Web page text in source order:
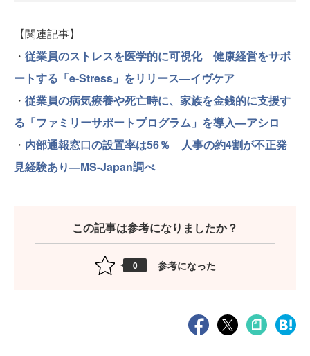
【関連記事】
・ 従業員のストレスを医学的に可視化 健康経営をサポ
ートする「e-Stress」をリリース—イヴケア
・ 従業員の病気療養や死亡時に、家族を金銭的に支援す
る「ファミリーサポートプログラム」を導入—アシロ
・ 内部通報窓口の設置率は56％ 人事の約4割が不正発
見経験あり—MS-Japan調べ
この記事は参考になりましたか？
0 参考になった